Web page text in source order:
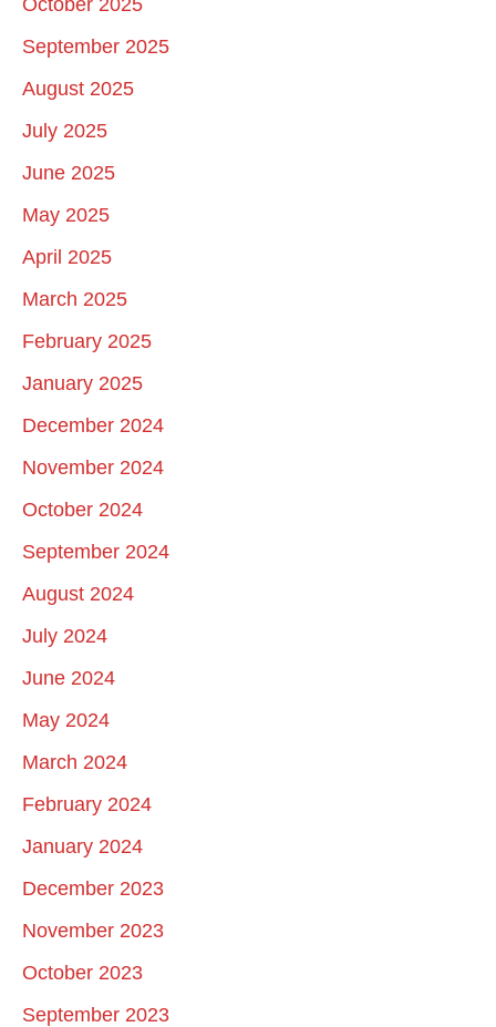
September 2025
August 2025
July 2025
June 2025
May 2025
April 2025
March 2025
February 2025
January 2025
December 2024
November 2024
October 2024
September 2024
August 2024
July 2024
June 2024
May 2024
March 2024
February 2024
January 2024
December 2023
November 2023
October 2023
September 2023